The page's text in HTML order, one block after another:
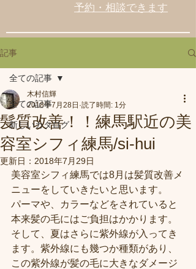
予約・相談できます
記事
全ての記事
新しいカタログ
全ての記事
髪質改善！！練馬駅近の美
容室シフィ練馬/si-hui
木村信輝
2018年7月28日 読了時間: 1分
更新日： 2018年7月29日
美容室シフィ練馬では8月は髪質改善メ
ニューをしていきたいと思います。
パーマや、カラーなどをされていると
本来髪の毛にはご負担はかかります。
そして、夏はさらに紫外線が入ってき
ます。紫外線にも幾つか種類があり、
この紫外線が髪の毛に大きなダメージ